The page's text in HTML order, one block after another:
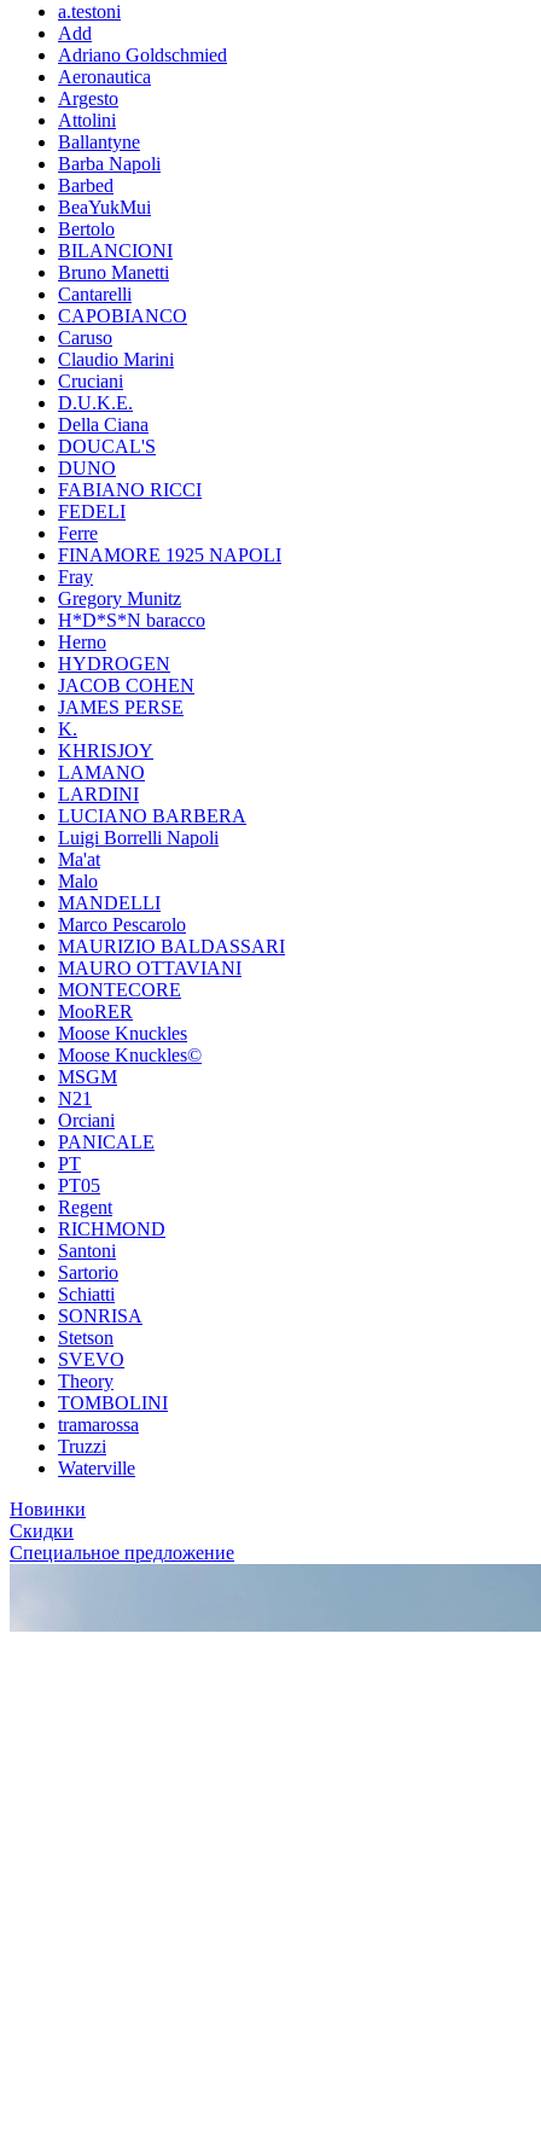
a.testoni
Add
Adriano Goldschmied
Aeronautica
Argesto
Attolini
Ballantyne
Barba Napoli
Barbed
BeaYukMui
Bertolo
BILANCIONI
Bruno Manetti
Cantarelli
CAPOBIANCO
Caruso
Claudio Marini
Cruciani
D.U.K.E.
Della Ciana
DOUCAL'S
DUNO
FABIANO RICCI
FEDELI
Ferre
FINAMORE 1925 NAPOLI
Fray
Gregory Munitz
H*D*S*N baracco
Herno
HYDROGEN
JACOB COHEN
JAMES PERSE
K.
KHRISJOY
LAMANO
LARDINI
LUCIANO BARBERA
Luigi Borrelli Napoli
Ma'at
Malo
MANDELLI
Marco Pescarolo
MAURIZIO BALDASSARI
MAURO OTTAVIANI
MONTECORE
MooRER
Moose Knuckles
Moose Knuckles©️
MSGM
N21
Orciani
PANICALE
PT
PT05
Regent
RICHMOND
Santoni
Sartorio
Schiatti
SONRISA
Stetson
SVEVO
Theory
TOMBOLINI
tramarossa
Truzzi
Waterville
Новинки
Скидки
Специальное предложение